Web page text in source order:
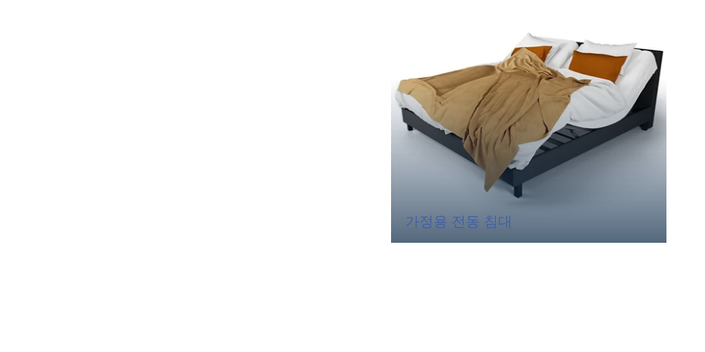
가정용 전동 침대